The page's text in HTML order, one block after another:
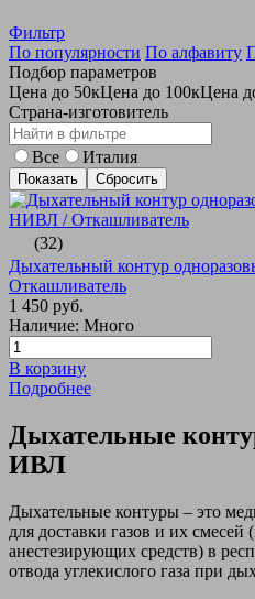
Фильтр
По популярности По алфавиту
Подбор параметров
Цена до 50кЦена до 100кЦена
Страна-изготовитель
Все Италия
(32)
Дыхательный контур
Откашливатель
1 450 руб.
Наличие: Много
В корзину
Подробнее
Дыхательные
ИВЛ
Дыхательные контуры – это
для доставки газов и их смесей
анестезирующих средств) в
отвода углекислого газа при